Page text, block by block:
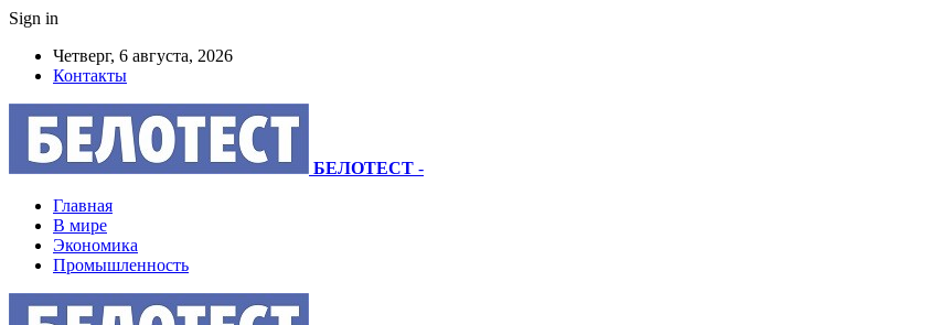
Sign in
Четверг, 6 августа, 2026
Контакты
БЕЛОТЕСТ -
Главная
В мире
Экономика
Промышленность